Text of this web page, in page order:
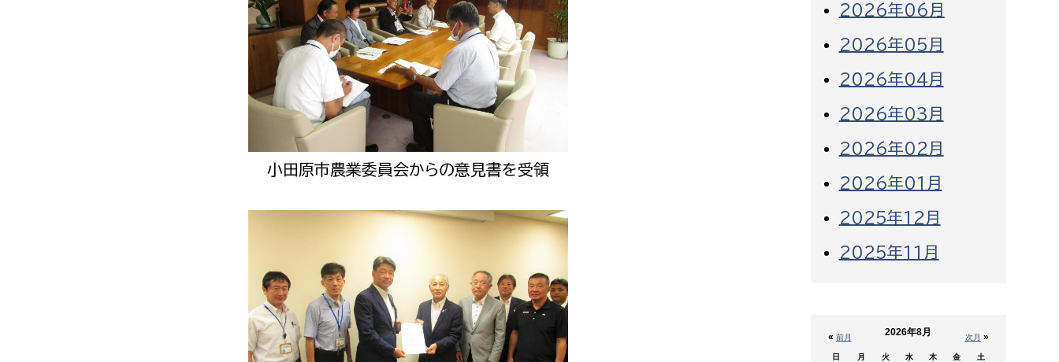
小田原市農業委員会からの意見書を受領
2026年06月
2026年05月
2026年04月
2026年03月
2026年02月
2026年01月
2025年12月
2025年11月
« 前月 次月 »
2026年8月
日 月 火 水 木 金
土